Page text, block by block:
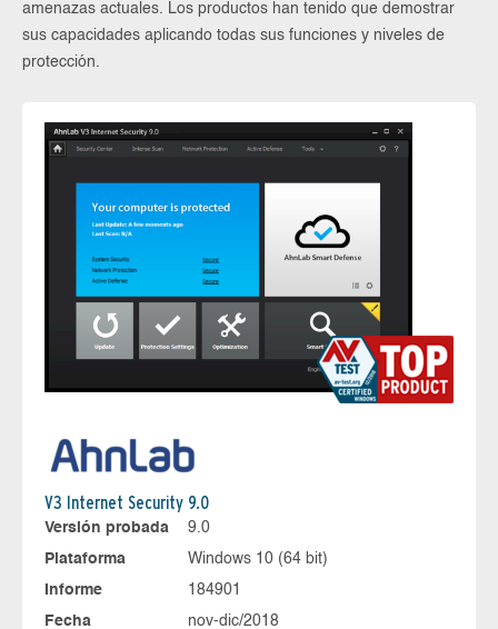
amenazas actuales. Los productos han tenido que demostrar
sus capacidades aplicando todas sus funciones y niveles de
protección.
V3 Internet Security 9.0
Versión probada
9.0
Plataforma
Windows 10 (64 bit)
Informe
184901
Fecha
nov-dic/2018